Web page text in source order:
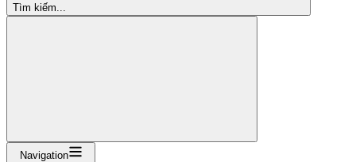
Tìm kiếm...
Navigation